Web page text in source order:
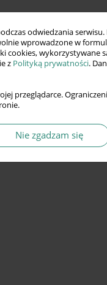
odwiedzania
wprowadzone w
cookies, wykorzystywane
z Polityką prywatności.
przeglądarce.
Nie zgadzam się